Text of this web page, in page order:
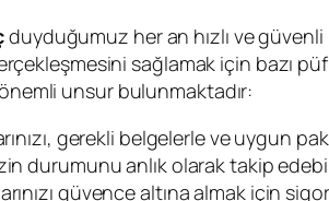
duyduğumuz her an hızlı ve
sağlamak için bazı
unsur bulunmaktadır:
gerekli belgelerle ve uygun
durumunu anlık olarak takip
güvence altına almak için